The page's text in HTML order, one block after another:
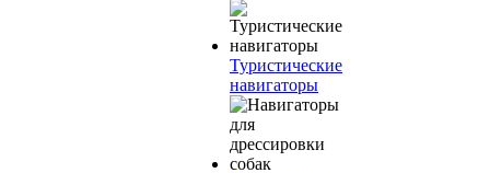
Туристические
навигаторы